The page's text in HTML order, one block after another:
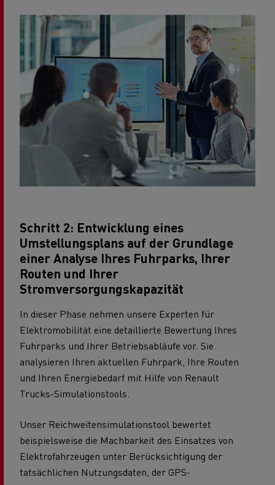
Schritt 2: Entwicklung eines
Umstellungsplans auf der Grundlage
einer Analyse Ihres Fuhrparks, Ihrer
Routen und Ihrer
Stromversorgungskapazität
In dieser Phase nehmen unsere Experten für
Elektromobilität eine detaillierte Bewertung Ihres
Fuhrparks und Ihrer Betriebsabläufe vor. Sie
analysieren Ihren aktuellen Fuhrpark, Ihre Routen
und Ihren Energiebedarf mit Hilfe von Renault
Trucks-Simulationstools.
Unser Reichweitensimulationstool bewertet
beispielsweise die Machbarkeit des Einsatzes von
Elektrofahrzeugen unter Berücksichtigung der
tatsächlichen Nutzungsdaten, der GPS-